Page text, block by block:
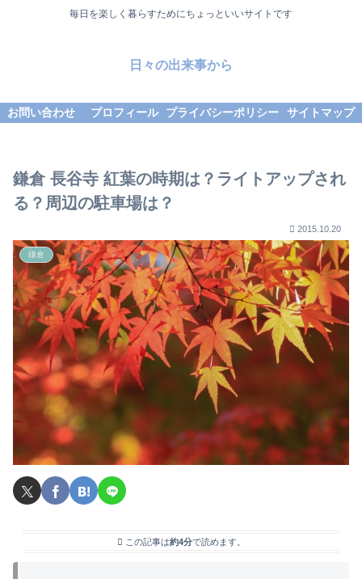
毎日を楽しく暮らすためにちょっといいサイトです
日々の出来事から
お問い合わせ プロフィール プライバシーポリシー サイトマップ
鎌倉 長谷寺 紅葉の時期は？ライトアップされ
る？周辺の駐車場は？
2015.10.20
鎌倉
この記事は約4分で読めます。